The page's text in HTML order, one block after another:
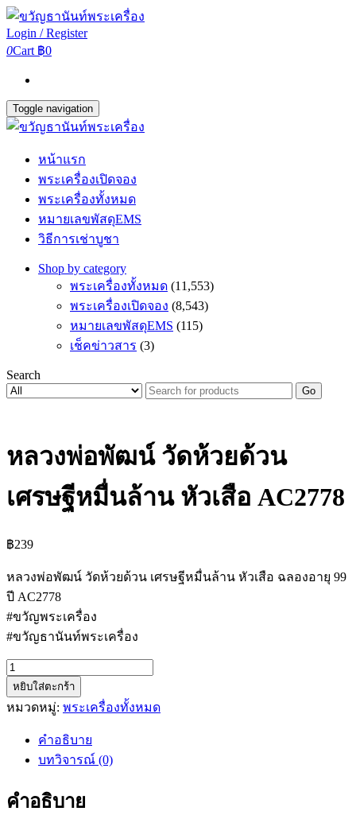
Login / Register
0Cart ฿0
Toggle navigation
หน้าแรก
พระเครื่องเปิดจอง
พระเครื่องทั้งหมด
หมายเลขพัสดุEMS
วิธีการเช่าบูชา
Shop by category
พระเครื่องทั้งหมด (11,553)
พระเครื่องเปิดจอง (8,543)
หมายเลขพัสดุEMS (115)
เช็คข่าวสาร (3)
Search
Go
หลวงพ่อพัฒน์ วัดห้วยด้วน
เศรษฐีหมื่นล้าน หัวเสือ AC2778
฿239
หลวงพ่อพัฒน์ วัดห้วยด้วน เศรษฐีหมื่นล้าน หัวเสือ ฉลองอายุ 99
ปี AC2778
#ขวัญพระเครื่อง
#ขวัญธานันท์พระเครื่อง
จำนวน
หลวง
พ่อ
เศรษฐี
หยิบใส่ตะกร้า
หมวดหมู่: พระเครื่องทั้งหมด
คำอธิบาย
บทวิจารณ์ (0)
คำอธิบาย